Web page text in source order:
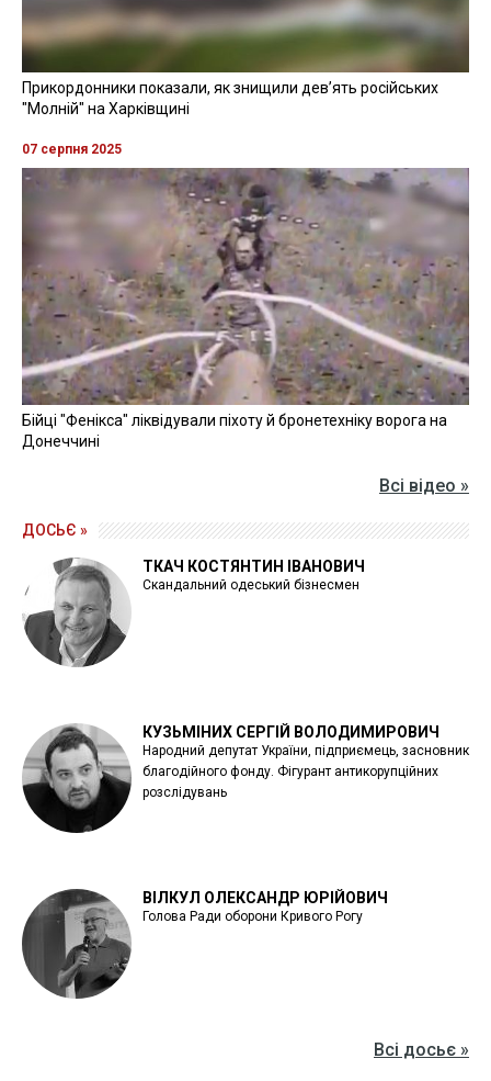
Прикордонники показали, як знищили девʼять російських
"Молній" на Харківщині
07 серпня 2025
Бійці "Фенікса" ліквідували піхоту й бронетехніку ворога на
Донеччині
Всі відео »
ДОСЬЄ »
ТКАЧ КОСТЯНТИН ІВАНОВИЧ
Скандальний одеський бізнесмен
КУЗЬМІНИХ СЕРГІЙ ВОЛОДИМИРОВИЧ
Народний депутат України, підприємець, засновник
благодійного фонду. Фігурант антикорупційних
розслідувань
ВІЛКУЛ ОЛЕКСАНДР ЮРІЙОВИЧ
Голова Ради оборони Кривого Рогу
Всі досьє »